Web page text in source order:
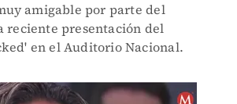
amigable por parte del
reciente presentación del
en el Auditorio Nacional.